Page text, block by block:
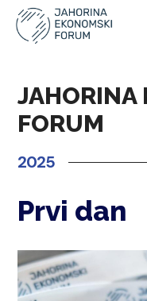
2025
JAHORINA
FORUM
Prvi dan